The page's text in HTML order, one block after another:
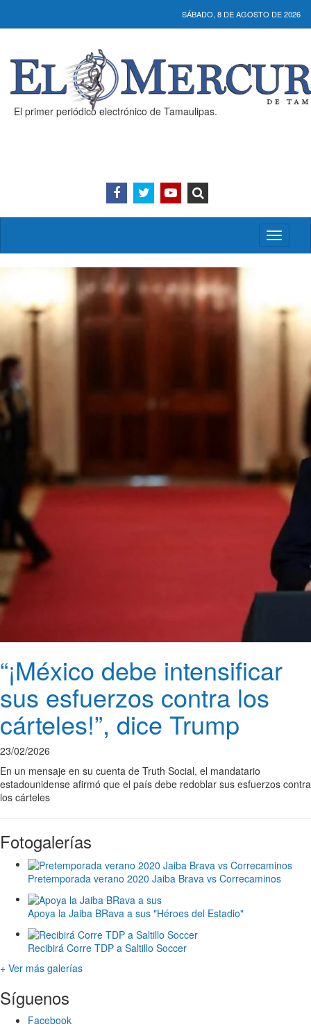
SÁBADO, 8 DE AGOSTO DE 2026
El primer periódico electrónico de Tamaulipas.
Activar/
menú
“¡México debe intensificar
sus esfuerzos contra los
cárteles!”, dice Trump
23/02/2026
En un mensaje en su cuenta de Truth Social, el mandatario
estadounidense afirmó que el país debe redoblar sus esfuerzos contra
los cárteles
Fotogalerías
Pretemporada verano 2020 Jaiba Brava vs Correcaminos
Apoya la Jaiba BRava a sus "Héroes del Estadio"
Recibirá Corre TDP a Saltillo Soccer
+ Ver más galerías
Síguenos
Facebook